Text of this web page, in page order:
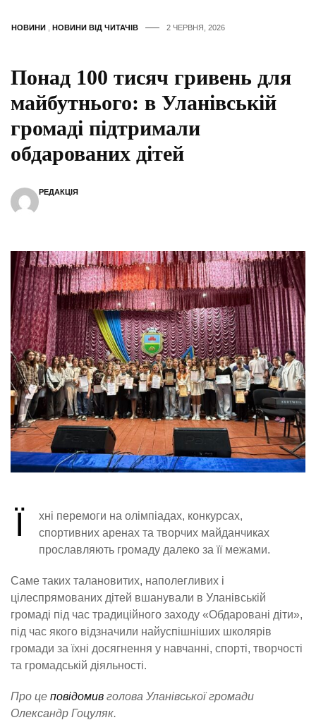
НОВИНИ НОВИНИ ВІД ЧИТАЧІВ 2 ЧЕРВНЯ, 2026
Понад 100 тисяч гривень для
майбутнього: в Уланівській
громаді підтримали
обдарованих дітей
РЕДАКЦІЯ
Ї
хні перемоги на олімпіадах, конкурсах,
спортивних аренах та творчих майданчиках
прославляють громаду далеко за її межами.
Саме таких талановитих, наполегливих і
цілеспрямованих дітей вшанували в Уланівській
громаді під час традиційного заходу «Обдаровані діти»,
під час якого відзначили найуспішніших школярів
громади за їхні досягнення у навчанні, спорті, творчості
та громадській діяльності.
Про це повідомив голова Уланівської громади
Олександр Гоцуляк.